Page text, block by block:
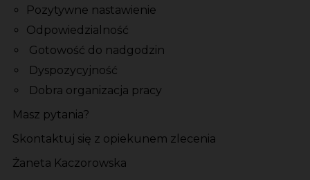
Pozytywne nastawienie
Odpowiedzialność
Gotowość do nadgodzin
Dyspozycyjność
Dobra organizacja pracy
Masz pytania?
Skontaktuj się z opiekunem zlecenia
Żaneta Kaczorowska